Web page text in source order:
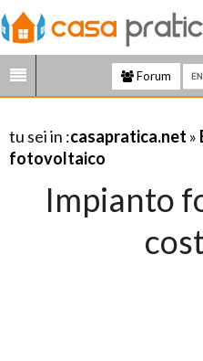
Forum
tu sei in :casapratica.net »
fotovoltaico
Impianto